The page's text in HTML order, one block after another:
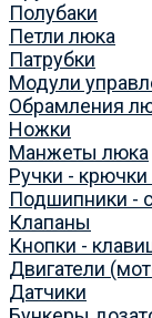
Полубаки
Петли люка
Патрубки
Модули
Обрамления
Ножки
Манжеты люка
Ручки -
Подшипники -
Клапаны
Кнопки -
Двигатели
Датчики